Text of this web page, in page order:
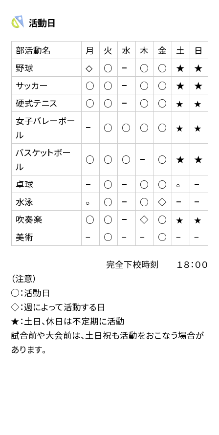
活動日
部活動名 月 火 水 木 金 土
日
野球
◇ ○ − ○ ○ ★
★
サッカー
○ ○ − ○ ○ ★
★
硬式テニス
○ ○ − ○ ○ ★ ★
女子バレーボー
ル
− ○ ○ ○ ○ ★ ★
バスケットボー
ル
○ ○ ○ − ○ ★ ★
卓球 − ○ − ○ ○ ○
−
水泳
○ ○ − ○ ◇ −
−
吹奏楽
○ ○ − ◇ ○ ★ ★
美術 − ○ − − ○ − −
完全下校時刻 １８：００
（注意）
○：活動日
◇：週によって活動する日
★：土日、休日は不定期に活動
試合前や大会前は、土日祝も活動をおこなう場合が
あります。